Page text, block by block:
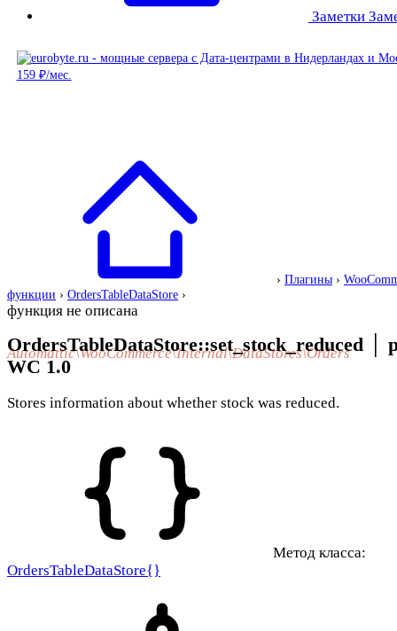
Заметки
› Плагины ›
функции › OrdersTableDataStore ›
функция не описана
Automattic\WooCommerce\Internal\DataStores\Orders
OrdersTableDataStore::set_stock_reduced
WC 1.0
Stores information about whether stock was reduced.
Метод класса:
OrdersTableDataStore{}